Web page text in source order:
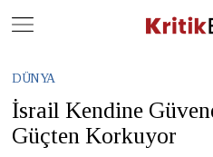
DÜNYA
İsrail Kendine
Güçten Korkuyor